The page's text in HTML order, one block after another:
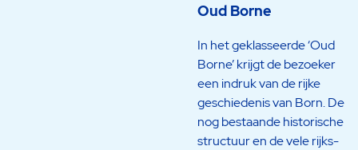
Oud Borne
In het geklasseerde ‘Oud
Borne’ krijgt de bezoeker
een indruk van de rijke
geschiedenis van Born. De
nog bestaande historische
structuur en de vele rijks-